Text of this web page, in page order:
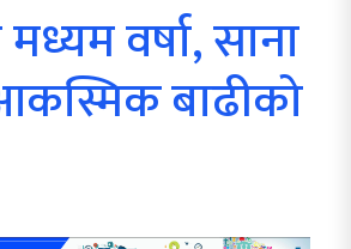
वर्षा, साना
बाढीको